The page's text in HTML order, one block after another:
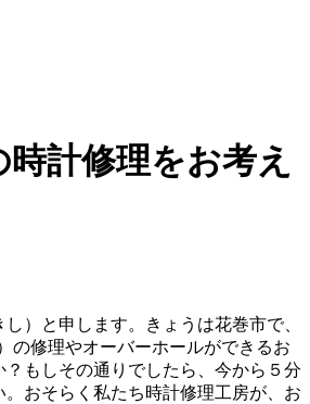
計修理をお考え
）と申します。きょうは花巻市で、
の修理やオーバーホールができるお
？もしその通りでしたら、今から５分
おそらく私たち時計修理工房が、お